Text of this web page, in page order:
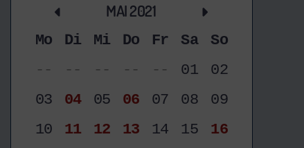
MAI 2021
Mo Di Mi Do Fr Sa
So
--
-- -- -- -- 01
02
03
04 05 06 07 08
09
10
11 12 13 14 15
16